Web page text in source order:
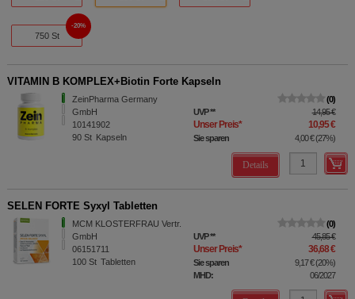
750 St
20%
VITAMIN B KOMPLEX+Biotin Forte Kapseln
ZeinPharma Germany
GmbH
10141902
90 St Kapseln
0
UVP** 14,95 €
Unser Preis* 10,95 €
Sie sparen 4,00 €(27%)
Details
SELEN FORTE Syxyl Tabletten
MCM KLOSTERFRAU Vertr.
GmbH
06151711
100 St Tabletten
0
UVP** 45,85 €
Unser Preis* 36,68 €
Sie sparen 9,17 €(20%)
MHD:
06/2027